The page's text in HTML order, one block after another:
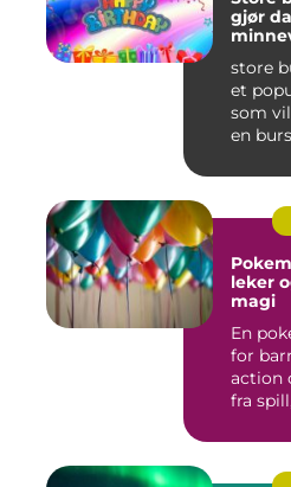
gjør
store
et
som
en
leker
magi
En
for
action
fra